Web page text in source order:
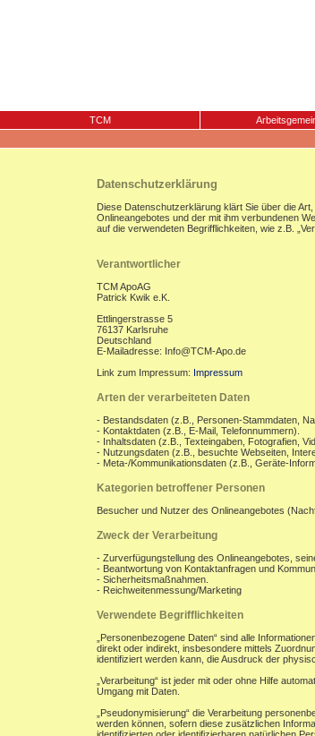
TCM
Datenschutzerklärung
Diese Datenschutzerklärung klärt Sie über die
Onlineangebotes und der mit ihm verbundenen
auf die verwendeten Begrifflichkeiten, wie z.B.
Verantwortlicher
TCM ApoAG
Patrick Kwik e.K.
Ettlingerstrasse 5
76137 Karlsruhe
Deutschland
E-Mailadresse: Info@TCM-Apo.de
Link zum Impressum: Impressum
Arten der verarbeiteten Daten
- Bestandsdaten (z.B., Personen-Stammdaten,
- Kontaktdaten (z.B., E-Mail, Telefonnummern).
- Inhaltsdaten (z.B., Texteingaben, Fotografien,
- Nutzungsdaten (z.B., besuchte Webseiten,
- Meta-/Kommunikationsdaten (z.B., Geräte-
Kategorien betroffener Personen
Besucher und Nutzer des Onlineangebotes
Zweck der Verarbeitung
- Zurverfügungstellung des Onlineangebotes,
- Beantwortung von Kontaktanfragen und
- Sicherheitsmaßnahmen.
- Reichweitenmessung/Marketing
Verwendete Begrifflichkeiten
„Personenbezogene Daten“ sind alle
direkt oder indirekt, insbesondere mittels
identifiziert werden kann, die Ausdruck der
„Verarbeitung“ ist jeder mit oder ohne Hilfe
Umgang mit Daten.
„Pseudonymisierung“ die Verarbeitung
werden können, sofern diese zusätzlichen